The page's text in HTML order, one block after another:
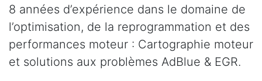
8 années d’expérience dans le domaine de
l’optimisation, de la reprogrammation et des
performances moteur : Cartographie moteur
et solutions aux problèmes AdBlue & EGR.